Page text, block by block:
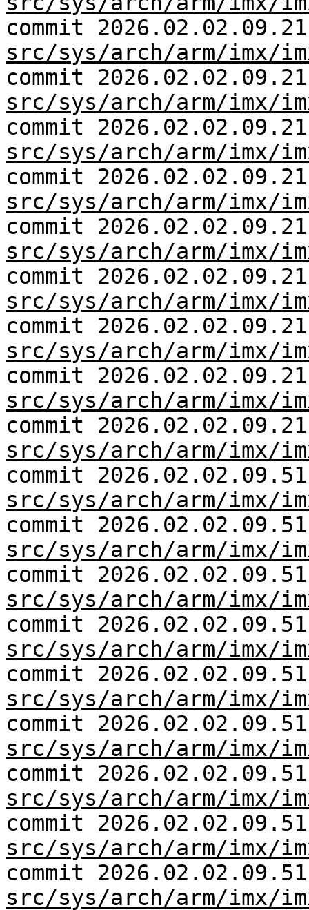
commit
src/sys/arch/arm/imx/
commit
src/sys/arch/arm/imx/
commit
src/sys/arch/arm/imx/
commit
src/sys/arch/arm/imx/
commit
src/sys/arch/arm/imx/
commit
src/sys/arch/arm/imx/
commit
src/sys/arch/arm/imx/
commit
src/sys/arch/arm/imx/
commit
src/sys/arch/arm/imx/
commit
src/sys/arch/arm/imx/
commit
src/sys/arch/arm/imx/
commit
src/sys/arch/arm/imx/
commit
src/sys/arch/arm/imx/
commit
src/sys/arch/arm/imx/
commit
src/sys/arch/arm/imx/
commit
src/sys/arch/arm/imx/
commit
src/sys/arch/arm/imx/
commit
src/sys/arch/arm/imx/